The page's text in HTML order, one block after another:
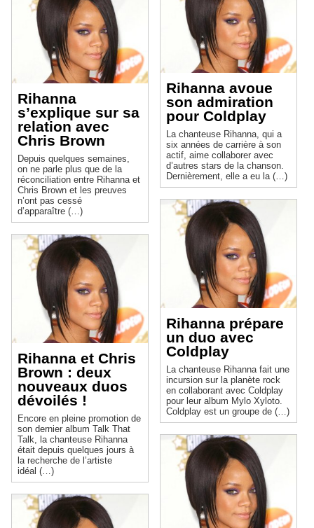
Rihanna
s’explique sur sa
relation avec
Chris Brown
Depuis quelques semaines,
on ne parle plus que de la
réconciliation entre Rihanna et
Chris Brown et les preuves
n’ont pas cessé
d’apparaître (…)
Rihanna et Chris
Brown : deux
nouveaux duos
dévoilés !
Encore en pleine promotion de
son dernier album Talk That
Talk, la chanteuse Rihanna
était depuis quelques jours à
la recherche de l’artiste
idéal (…)
Rihanna avoue
son admiration
pour Coldplay
La chanteuse Rihanna, qui a
six années de carrière à son
actif, aime collaborer avec
d’autres stars de la chanson.
Dernièrement, elle a eu la (…)
Rihanna prépare
un duo avec
Coldplay
La chanteuse Rihanna fait une
incursion sur la planète rock
en collaborant avec Coldplay
pour leur album Mylo Xyloto.
Coldplay est un groupe de (…)